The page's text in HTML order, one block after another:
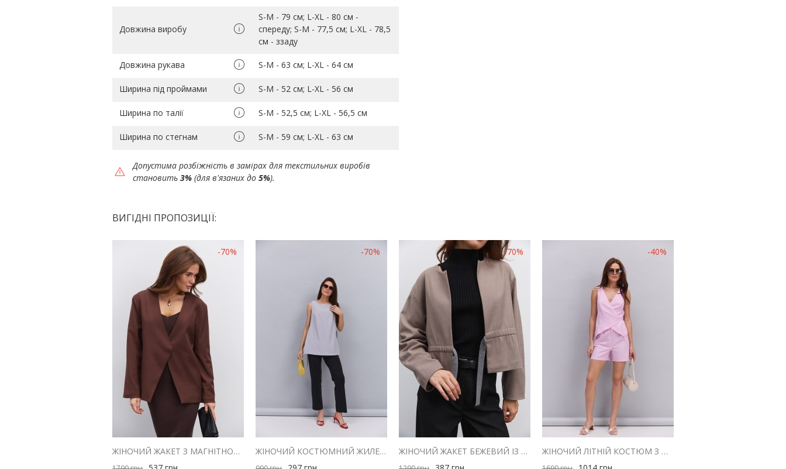
Довжина виробу
S-M - 79 см; L-ХL - 80 см -
спереду; S-M - 77,5 см; L-ХL - 78,5
см - ззаду
Довжина рукава S-M - 63 см; L-ХL - 64 см
Ширина під проймами S-M - 52 см; L-ХL - 56 см
Ширина по талії S-M - 52,5 см; L-ХL - 56,5 см
Ширина по стегнам S-M - 59 см; L-ХL - 63 см
Допустима розбіжність в замірах для текстильних виробів
становить 3% (для в'язаних до 5%).
ВИГІДНІ ПРОПОЗИЦІЇ:
-70%
ЖІНОЧИЙ ЖАКЕТ З МАГНІТНОЮ ЗАСТІБКОЮ КОРИЧНЕВИЙ
-70%
ЖІНОЧИЙ КОСТЮМНИЙ ЖИЛЕТ СВІТЛО-СІРИЙ ІЗ ЗАВ`ЯЗКАМИ З БОКІВ
-70%
ЖІНОЧИЙ ЖАКЕТ БЕЖЕВИЙ ІЗ ЗАВ`ЯЗКАМИ НА ТАЛІЇ
-40%
ЖІНОЧИЙ ЛІТНІЙ КОСТЮМ З ШОРТАМИ І ЖИЛЕТОМ З ЛЬОНУ РОЖЕВИЙ